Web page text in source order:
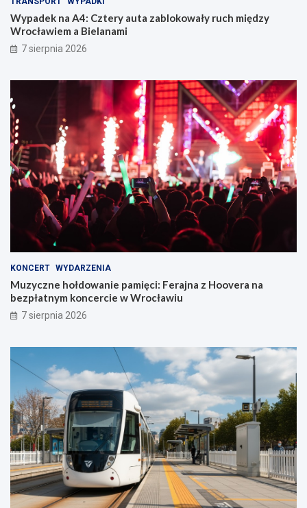
Wypadek na A4: Cztery auta zablokowały ruch między
Wrocławiem a Bielanami
7 sierpnia 2026
KONCERT WYDARZENIA
Muzyczne hołdowanie pamięci: Ferajna z Hoovera na
bezpłatnym koncercie w Wrocławiu
7 sierpnia 2026